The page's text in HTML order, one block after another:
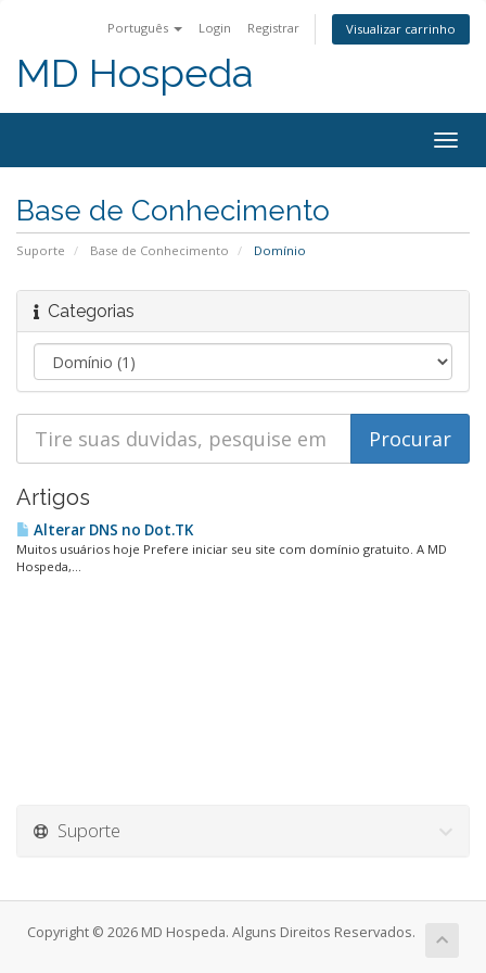
Português Login Registrar Visualizar carrinho
MD Hospeda
Base de Conhecimento
Suporte Base de Conhecimento Domínio
Categorias
Artigos
Alterar DNS no Dot.TK
Muitos usuários hoje Prefere iniciar seu site com domínio gratuito. A MD
Hospeda,...
Suporte
Copyright © 2026 MD Hospeda. Alguns Direitos Reservados.